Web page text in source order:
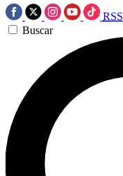
RSS
Buscar